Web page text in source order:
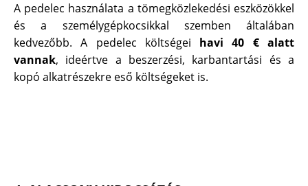
A pedelec használata a tömegközlekedési eszközökkel
és a személygépkocsikkal szemben általában
kedvezőbb. A pedelec költségei havi 40 € alatt
vannak, ideértve a beszerzési, karbantartási és a
kopó alkatrészekre eső költségeket is.